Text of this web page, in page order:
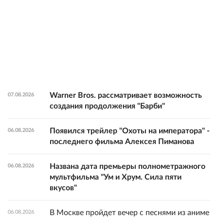
07.08.2026
Warner Bros. рассматривает возможность
создания продолжения "Барби"
06.08.2026
Появился трейлер "Охоты на императора" -
последнего фильма Алексея Пиманова
06.08.2026
Названа дата премьеры полнометражного
мультфильма "Ум и Хрум. Сила пяти
вкусов"
06.08.2026
В Москве пройдет вечер с песнями из аниме